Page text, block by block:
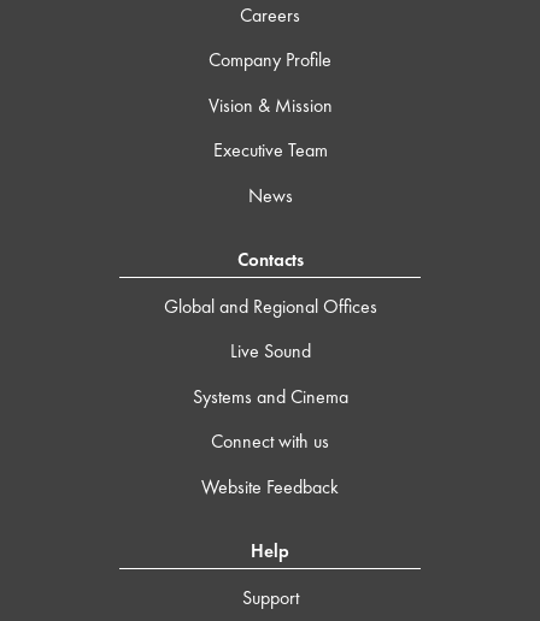
Careers
Company Profile
Vision & Mission
Executive Team
News
Contacts
Global and Regional Offices
Live Sound
Systems and Cinema
Connect with us
Website Feedback
Help
Support